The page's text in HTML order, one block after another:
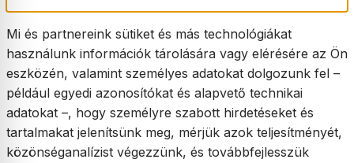
Mi és partnereink sütiket és más technológiákat
használunk információk tárolására vagy elérésére az Ön
eszközén, valamint személyes adatokat dolgozunk fel –
például egyedi azonosítókat és alapvető technikai
adatokat –, hogy személyre szabott hirdetéseket és
tartalmakat jelenítsünk meg, mérjük azok teljesítményét,
közönséganalízist végezzünk, és továbbfejlesszük